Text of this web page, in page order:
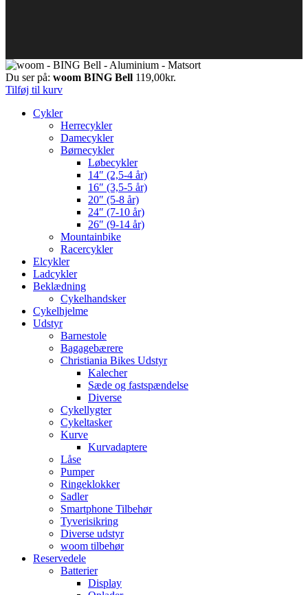
Du ser på: woom BING Bell 119,00kr.
Tilføj til kurv
Cykler
Herrecykler
Damecykler
Børnecykler
Løbecykler
14″ (2,5-4 år)
16″ (3,5-5 år)
20″ (5-8 år)
24″ (7-10 år)
26″ (9-14 år)
Mountainbike
Racercykler
Elcykler
Ladcykler
Beklædning
Cykelhandsker
Cykelhjelme
Udstyr
Barnestole
Bagagebærere
Christiania Bikes Udstyr
Kalecher
Sæde og fastspændelse
Diverse
Cykellygter
Cykeltasker
Kurve
Kurvadaptere
Låse
Pumper
Ringeklokker
Sadler
Smartphone Tilbehør
Tyverisikring
Diverse udstyr
woom tilbehør
Reservedele
Batterier
Display